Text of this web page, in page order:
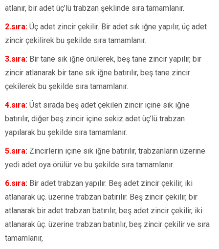
atlanır, bir adet üç’lü trabzan şeklinde sıra tamamlanır.
2.sıra: Üç adet zincir çekilir. Bir adet sık iğne yapılır, üç adet
zincir çekilirek bu şekilde sıra tamamlanır.
3.sıra: Bir tane sık iğne örülerek, beş tane zincir yapılır, bir
zincir atlanarak bir tane sık iğne batırılır, beş tane zincir
çekilerek bu şekilde sıra tamamlanır.
4.sıra: Üst sırada beş adet çekilen zincir içine sık iğne
batırılır, diğer beş zincir içine sekiz adet üç’lü trabzan
yapılarak bu şekilde sıra tamamlanır.
5.sıra: Zincirlerin içine sık iğne batırılır, trabzanların üzerine
yedi adet oya örülür ve bu şekilde sıra tamamlanır.
6.sıra: Bir adet trabzan yapılır. Beş adet zincir çekilir, iki
atlanarak üç. üzerine trabzan batırılır. Beş zincir çekilir, bir
atlanarak bir adet trabzan batırılır, beş adet zincir çekilir, iki
atlanarak üç. üzerine trabzan batınlır, beş zincir çekilir ve sıra
tamamlanır,